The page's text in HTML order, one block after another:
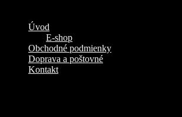
Úvod
E-shop
Obchodné podmienky
Doprava a poštovné
Kontakt